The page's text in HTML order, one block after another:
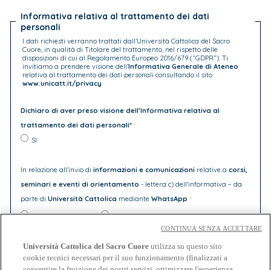
Informativa relativa al trattamento dei dati
personali
I dati richiesti verranno trattati dall’Università Cattolica del Sacro
Cuore, in qualità di Titolare del trattamento, nel rispetto delle
disposizioni di cui al Regolamento Europeo 2016/679 (“GDPR”). Ti
invitiamo a prendere visione dell’Informativa Generale di Ateneo
relativa al trattamento dei dati personali consultando il sito
www.unicatt.it/privacy
Dichiaro di aver preso visione dell’Informativa relativa al
trattamento dei dati personali*
SI
In relazione all'invio di informazioni e comunicazioni relative a corsi,
seminari e eventi di orientamento - lettera c) dell'informativa – da
parte di Università Cattolica mediante WhatsApp
AUTORIZZO L'INVIO NON AUTORIZZO L'INVIO
In relazione all'invio di comunicazioni e materiale informativo
aventi come oggetto:iscrizione ad eventi organizzati da partner di
Università Cattolica del Sacro Cuore utilizza su questo sito
cookie tecnici necessari per il suo funzionamento (finalizzati a
CONTINUA SENZA ACCETTARE